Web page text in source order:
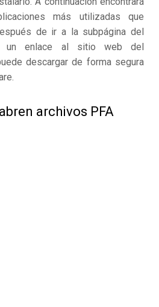
más utilizadas que
de ir a la subpágina del
un enlace al sitio web del
descargar de forma segura
archivos PFA